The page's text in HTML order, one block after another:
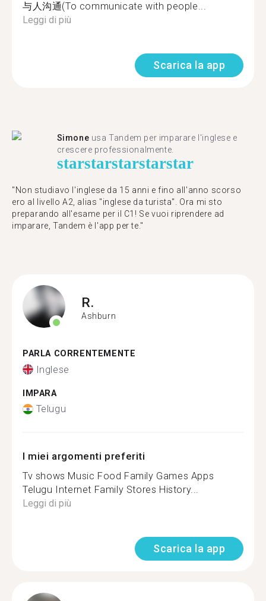
与人沟通(To communicate with people...
Leggi di più
Scarica la app
Simone usa Tandem per imparare l'inglese e
crescere professionalmente.
starstarstarstarstar
"Non studiavo l'inglese da 15 anni e fino all'anno scorso
ero al livello A2, alias "inglese da turista". Ora mi sto
preparando all'esame per il C1! Se vuoi riprendere ad
imparare, Tandem è l'app per te."
R.
Ashburn
PARLA CORRENTEMENTE
Inglese
IMPARA
Telugu
I miei argomenti preferiti
Tv shows Music Food Family Games Apps
Telugu Internet Family Stores History...
Leggi di più
Scarica la app